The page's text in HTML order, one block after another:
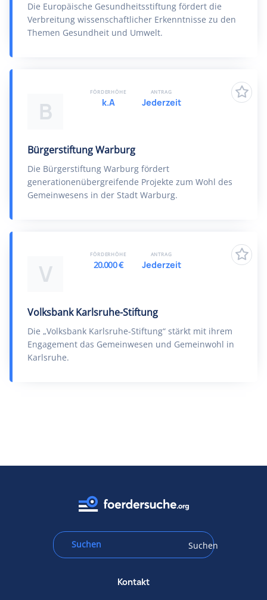
Die Europäische Gesundheitsstiftung fördert die
Verbreitung wissenschaftlicher Erkenntnisse zu den
Themen Gesundheit und Umwelt.
B
Bürgerstiftung Warburg
Die Bürgerstiftung Warburg fördert
generationenübergreifende Projekte zum Wohl des
Gemeinwesens in der Stadt Warburg.
FÖRDERHÖHE
k.A
ANTRAG
Jederzeit
V
Volksbank Karlsruhe-Stiftung
Die „Volksbank Karlsruhe-Stiftung“ stärkt mit ihrem
Engagement das Gemeinwesen und Gemeinwohl in
Karlsruhe.
FÖRDERHÖHE
20.000 €
ANTRAG
Jederzeit
Suchen
Kontakt